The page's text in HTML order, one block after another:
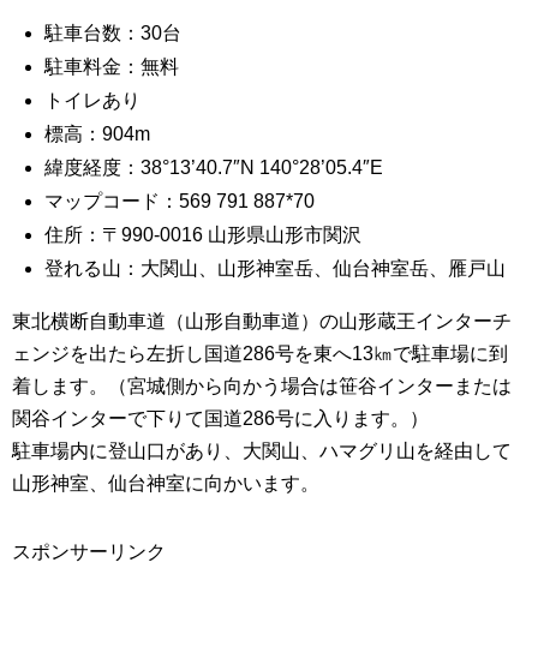
駐車台数：30台
駐車料金：無料
トイレあり
標高：904m
緯度経度：38°13’40.7″N 140°28’05.4″E
マップコード：569 791 887*70
住所：〒990-0016 山形県山形市関沢
登れる山：大関山、山形神室岳、仙台神室岳、雁戸山
東北横断自動車道（山形自動車道）の山形蔵王インターチ
ェンジを出たら左折し国道286号を東へ13㎞で駐車場に到
着します。（宮城側から向かう場合は笹谷インターまたは
関谷インターで下りて国道286号に入ります。）
駐車場内に登山口があり、大関山、ハマグリ山を経由して
山形神室、仙台神室に向かいます。
スポンサーリンク